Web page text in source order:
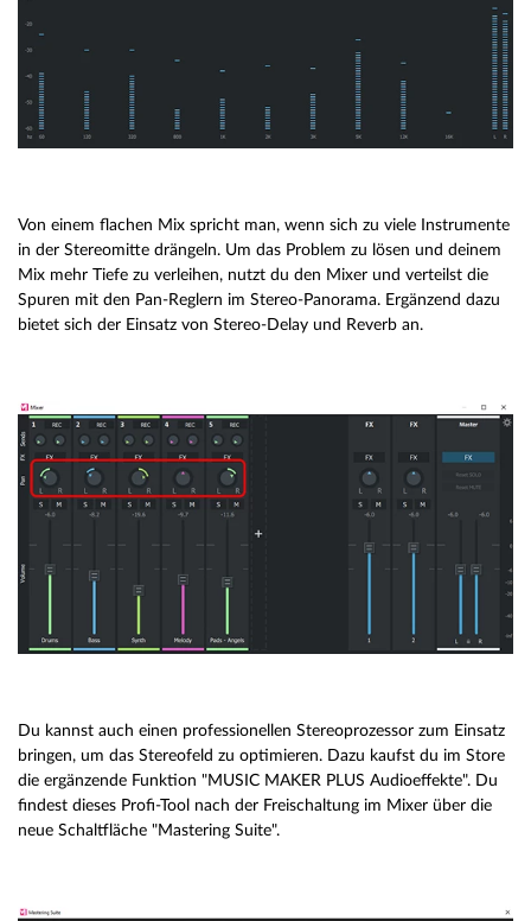
Von einem flachen Mix spricht man, wenn sich zu viele Instrumente
in der Stereomitte drängeln. Um das Problem zu lösen und deinem
Mix mehr Tiefe zu verleihen, nutzt du den Mixer und verteilst die
Spuren mit den Pan-Reglern im Stereo-Panorama. Ergänzend dazu
bietet sich der Einsatz von Stereo-Delay und Reverb an.
Du kannst auch einen professionellen Stereoprozessor zum Einsatz
bringen, um das Stereofeld zu optimieren. Dazu kaufst du im Store
die ergänzende Funktion "MUSIC MAKER PLUS Audioeffekte". Du
findest dieses Profi-Tool nach der Freischaltung im Mixer über die
neue Schaltfläche "Mastering Suite".